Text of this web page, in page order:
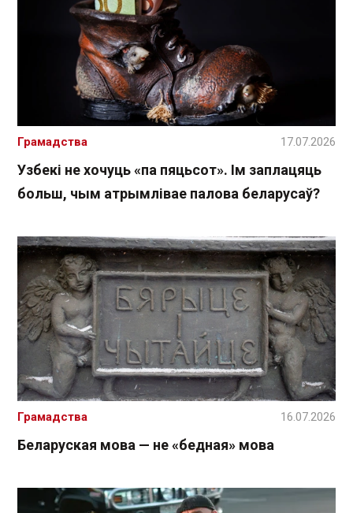
Узбекі не хочуць «па пяцьсот». Ім заплацяць
больш, чым атрымлівае палова беларусаў?
Грамадства 17.07.2026
Беларуская мова — не «бедная» мова
Грамадства 16.07.2026